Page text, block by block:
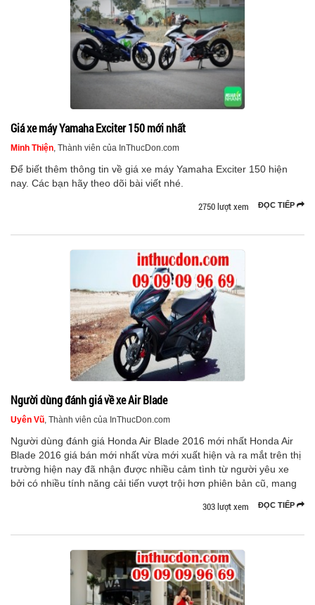
Giá xe máy Yamaha Exciter 150 mới nhất
Minh Thiện, Thành viên của InThucDon.com
Để biết thêm thông tin về giá xe máy Yamaha Exciter 150 hiện
nay. Các bạn hãy theo dõi bài viết nhé.
ĐỌC TIẾP
2750 lượt xem
Người dùng đánh giá về xe Air Blade
Uyên Vũ, Thành viên của InThucDon.com
Người dùng đánh giá Honda Air Blade 2016 mới nhất Honda Air
Blade 2016 giá bán mới nhất vừa mới xuất hiện và ra mắt trên thị
trường hiện nay đã nhận được nhiều cảm tình từ người yêu xe
bởi có nhiều tính năng cải tiến vượt trội hơn phiên bản cũ, mang
ĐỌC TIẾP
303 lượt xem